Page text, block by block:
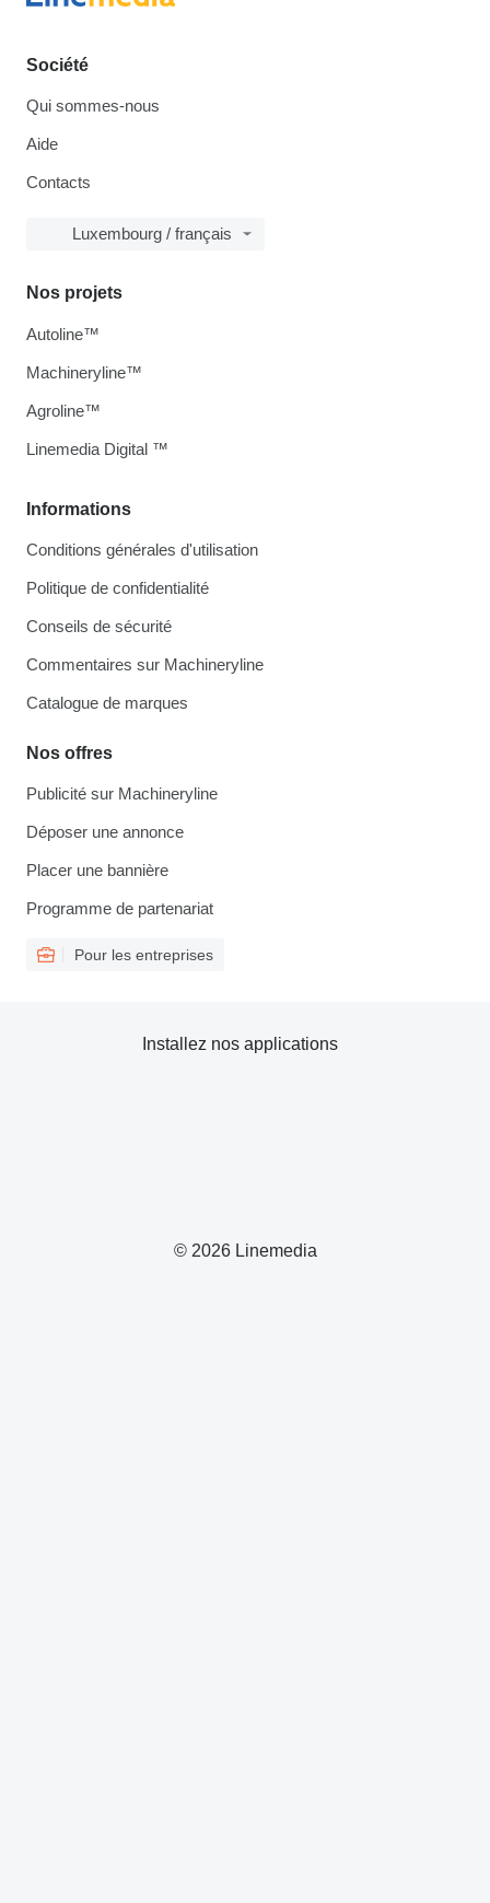
Société
Qui sommes-nous
Aide
Contacts
Luxembourg / français
Informations
Conditions générales d'utilisation
Politique de confidentialité
Conseils de sécurité
Commentaires sur Machineryline
Catalogue de marques
Nos offres
Publicité sur Machineryline
Déposer une annonce
Placer une bannière
Programme de partenariat
Pour les entreprises
Nos projets
Autoline™
Machineryline™
Agroline™
Linemedia Digital ™
© 2026 Linemedia
Installez nos applications